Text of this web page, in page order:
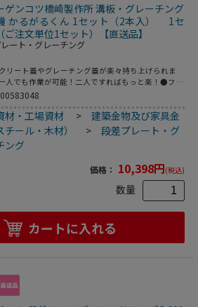
ゲンコツ橋崎製作所 溝板・グレーチング
かるがるくん 1セット（2本入） 1セ
ご注文単位1セット）【直送品】
ート・グレーチング
リート蓋やグレーチング蓋が楽々持ち上げられま
人でも作業が可能！二人ですればもっと楽！●フタ
が自在！テコの原理で安定板が力強く支えます。●
の悪い人には特にお勧め！●下水掃除の心強い助っ
●入数：1組（2本入）●こちらの商品は事業者様
です。
材・工場資材 >建築金物及び家具金
チール・木材）
>段差プレート・グ
ング
価格： 10,398円(税込)
数量
カートに入れる